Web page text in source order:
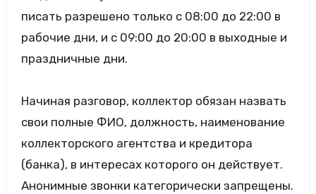
писать разрешено только с 08:00 до 22:00 в
рабочие дни, и с 09:00 до 20:00 в выходные и
праздничные дни.
Начиная разговор, коллектор обязан назвать
свои полные ФИО, должность, наименование
коллекторского агентства и кредитора
(банка), в интересах которого он действует.
Анонимные звонки категорически запрещены.